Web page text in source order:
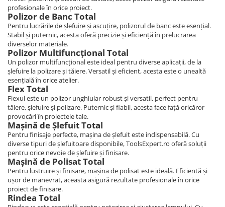
profesionale în orice proiect.
Polizor de Banc Total
Pentru lucrările de șlefuire și ascuțire, polizorul de banc este esențial.
Stabil și puternic, acesta oferă precizie și eficiență în prelucrarea
diverselor materiale.
Polizor Multifuncțional Total
Un polizor multifuncțional este ideal pentru diverse aplicații, de la
șlefuire la polizare și tăiere. Versatil și eficient, acesta este o unealtă
esențială în orice atelier.
Flex Total
Flexul este un polizor unghiular robust și versatil, perfect pentru
tăiere, șlefuire și polizare. Puternic și fiabil, acesta face față oricăror
provocări în proiectele tale.
Mașină de Șlefuit Total
Pentru finisaje perfecte, mașina de șlefuit este indispensabilă. Cu
diverse tipuri de șlefuitoare disponibile, ToolsExpert.ro oferă soluții
pentru orice nevoie de șlefuire și finisare.
Mașină de Polisat Total
Pentru lustruire și finisare, mașina de polisat este ideală. Eficientă și
ușor de manevrat, aceasta asigură rezultate profesionale în orice
proiect de finisare.
Rindea Total